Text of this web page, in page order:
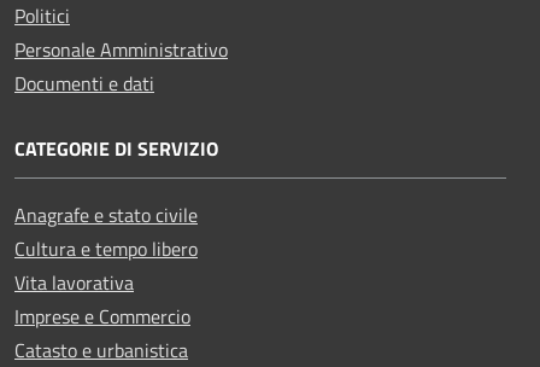
Politici
Personale Amministrativo
Documenti e dati
CATEGORIE DI SERVIZIO
Anagrafe e stato civile
Cultura e tempo libero
Vita lavorativa
Imprese e Commercio
Catasto e urbanistica